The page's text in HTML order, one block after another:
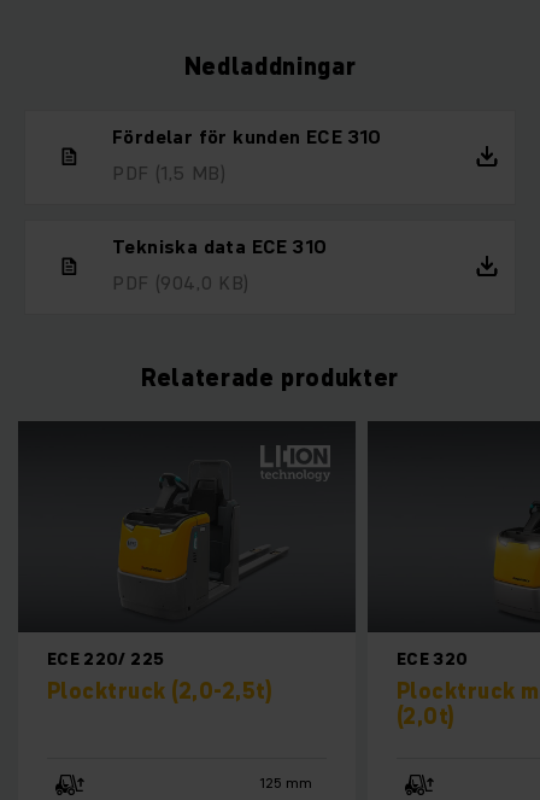
Nedladdningar
Fördelar för kunden ECE 310
PDF (1,5 MB)
Tekniska data ECE 310
PDF (904,0 KB)
Relaterade produkter
ECE 220/ 225
Plocktruck (2,0-2,5t)
125 mm
ECE 320
Plocktruck
(2,0t)